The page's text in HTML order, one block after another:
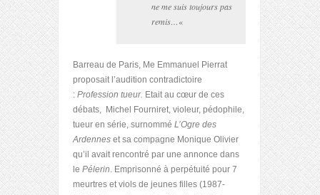
ne me suis toujours pas
remis…«
Barreau de Paris, Me Emmanuel Pierrat
proposait l’audition contradictoire
: Profession tueur. Etait au cœur de ces
débats, Michel Fourniret, violeur, pédophile,
tueur en série, surnommé L’Ogre des
Ardennes et sa compagne Monique Olivier
qu’il avait rencontré par une annonce dans
le Pélerin. Emprisonné à perpétuité pour 7
meurtres et viols de jeunes filles (1987-